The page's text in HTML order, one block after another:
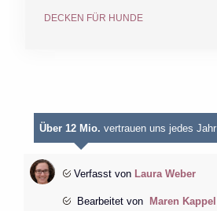
DECKEN FÜR HUNDE
Über 12 Mio. vertrauen uns jedes Jahr
Verfasst von Laura Weber
Bearbeitet von Maren Kappel